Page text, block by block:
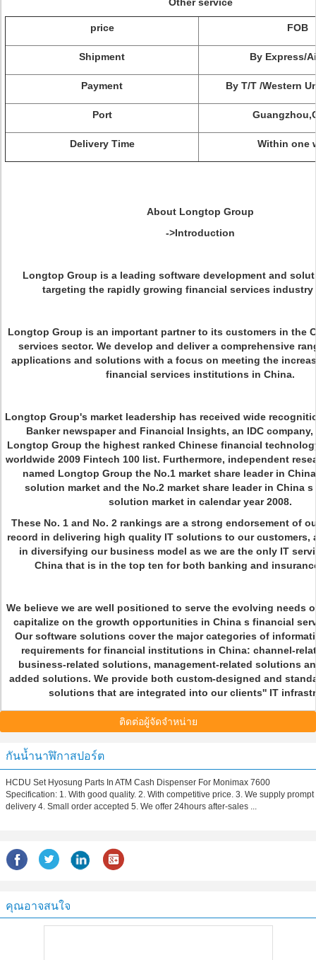
price FOB
Shipment By Express/
Payment By T/T /Western
Port
Delivery Time Within one
About Longtop Group
->Introduction
Longtop Group is a leading software development and
targeting the rapidly growing financial services industry
Longtop Group is an important partner to its customers in the
services sector. We develop and deliver a comprehensive
applications and solutions with a focus on meeting the
financial services institutions in China.
Longtop Group's market leadership has received wide
Banker newspaper and Financial Insights, an IDC company,
Longtop Group the highest ranked Chinese financial
worldwide 2009 Fintech 100 list. Furthermore, independent
named Longtop Group the No.1 market share leader in
solution market and the No.2 market share leader in China
solution market in calendar year 2008.
These No. 1 and No. 2 rankings are a strong endorsement of
record in delivering high quality IT solutions to our customers,
in diversifying our business model as we are the only IT
China that is in the top ten for both banking and
We believe we are well positioned to serve the evolving needs
capitalize on the growth opportunities in China s financial
Our software solutions cover the major categories of
requirements for financial institutions in China: channel-
business-related solutions, management-related solutions
added solutions. We provide both custom-designed and
solutions that are integrated into our clients'' IT
ติดต่อผู้จัดจำหน่าย
กันน้ำนาฬิกาสปอร์ต
HCDU Set Hyosung Parts In ATM Cash Dispenser For Monimax 7600
Specification: 1. With good quality. 2. With competitive price. 3. We supply prompt
delivery 4. Small order accepted 5. We offer 24hours after-sales ...
คุณอาจสนใจ